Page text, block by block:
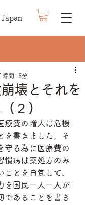
壊とそれを
２）
時間: 5分
療費の増大は危機
を書きました。そ
守る為に医療費の
慣病は薬処方のみ
とを自覚して、
を国民一人一人が
であることを書き